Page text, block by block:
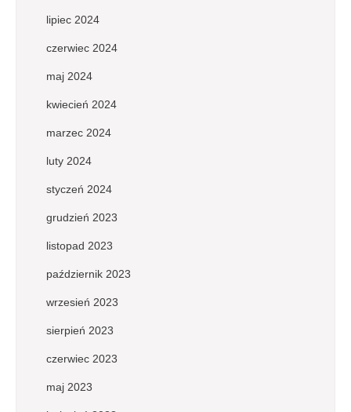
lipiec 2024
czerwiec 2024
maj 2024
kwiecień 2024
marzec 2024
luty 2024
styczeń 2024
grudzień 2023
listopad 2023
październik 2023
wrzesień 2023
sierpień 2023
czerwiec 2023
maj 2023